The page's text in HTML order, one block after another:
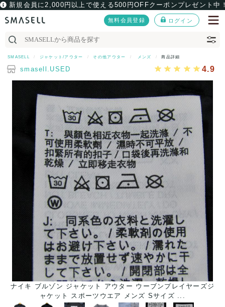
新規会員に2,000円以上で使える500円OFFクーポンプレゼント中
無料会員登録 ログイン
SMASELL ジャケット/アウター その他アウター メンズ 商品詳細
smasell.USED 4.9
ナイキ ブルゾン ジャケット アウター ウーブンプレイヤーズジ
ャケット スポーツウエア メンズ Sサイズ ...